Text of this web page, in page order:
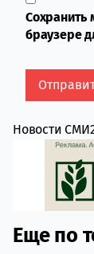
Сохранить
браузере
Новости
Еще по